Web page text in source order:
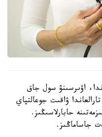
اۋىرسىنۋ سول جاق
ۋاقىت جوعالتپاي
قىزمەتىنە حابارلاسىڭىز.
جاساماڭىز.